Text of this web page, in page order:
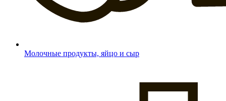
Молочные продукты, яйцо и сыр